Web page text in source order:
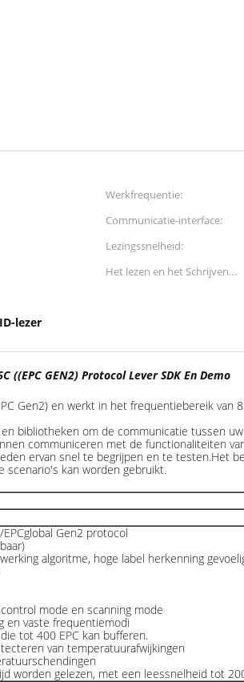
Werkfrequentie:
Communicatie-interface:
Lezingssnelheid:
Het lezen en het Schrijven
lezer
((EPC GEN2) Protocol Lever SDK En Demo
Gen2) en werkt in het frequentiebereik van
bibliotheken om de communicatie tussen
communiceren met de functionaliteiten
ervan snel te begrijpen en te testen.Het
scenario's kan worden gebruikt.
Gen2 protocol
algoritme, hoge label herkenning
mode en scanning mode
en vaste frequentiemodi
tot 400 EPC kan bufferen.
van temperatuurafwijkingen
worden gelezen, met een leessnelheid tot